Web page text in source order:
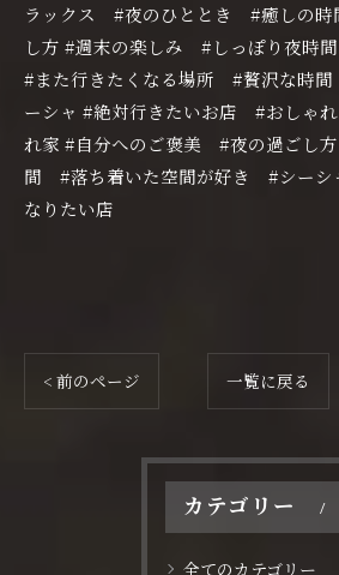
ラックス #夜のひととき #癒しの
し方 #週末の楽しみ #しっぽり夜時
#また行きたくなる場所 #贅沢な時
ーシャ #絶対行きたいお店 #おしゃ
れ家 #自分へのご褒美 #夜の過ごし
間 #落ち着いた空間が好き #シーシ
なりたい店
< 前のページ 一覧に戻る
カテゴリー
全てのカテゴリー